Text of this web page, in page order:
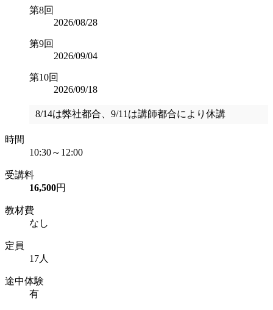
第8回
2026/08/28
第9回
2026/09/04
第10回
2026/09/18
8/14は弊社都合、9/11は講師都合により休講
時間
10:30～12:00
受講料
16,500円
教材費
なし
定員
17人
途中体験
有